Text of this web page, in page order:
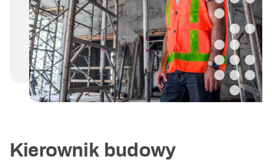
Kierownik budowy